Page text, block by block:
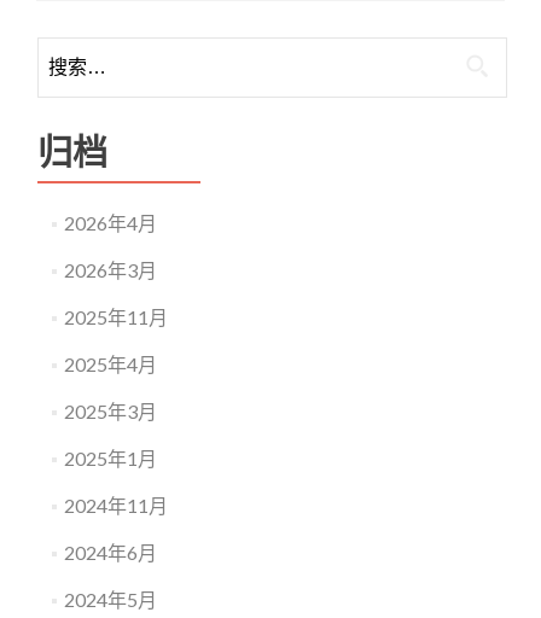
讲
习
班
知
（第
二
轮）
归档
2026年4月
2026年3月
2025年11月
2025年4月
2025年3月
2025年1月
2024年11月
2024年6月
2024年5月